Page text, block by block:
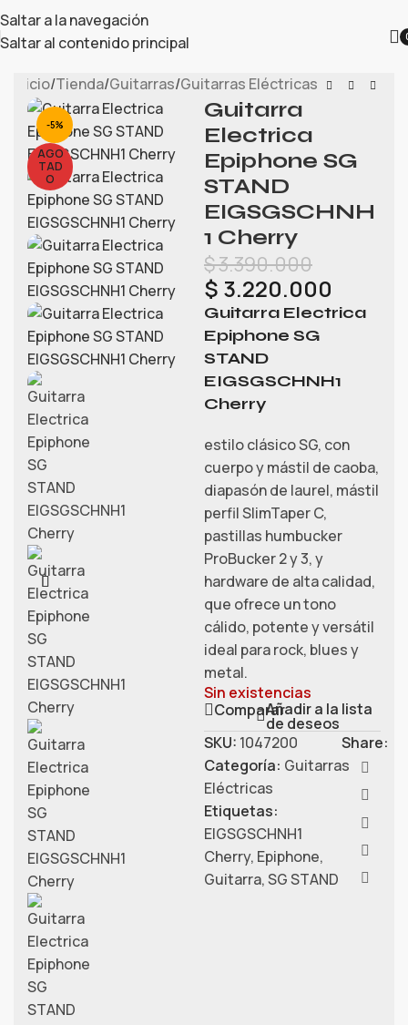
Saltar a la navegación
Saltar al contenido principal
Inicio/Tienda/Guitarras/Guitarras Eléctricas
-5%
AGO
TAD
O
Guitarra
Electrica
Epiphone SG
STAND
EIGSGSCHNH
1 Cherry
$3.390.000
$ 3.220.000
Guitarra Electrica
Epiphone SG
STAND
EIGSGSCHNH1
Cherry
estilo clásico SG, con
cuerpo y mástil de caoba,
diapasón de laurel, mástil
perfil SlimTaper C,
pastillas humbucker
ProBucker 2 y 3, y
hardware de alta calidad,
que ofrece un tono
cálido, potente y versátil
ideal para rock, blues y
metal.
Sin existencias
CompararAñadir a la lista
de deseos
SKU: 1047200
Categoría: Guitarras
Eléctricas
Etiquetas:
EIGSGSCHNH1
Cherry, Epiphone,
Guitarra,SG STAND
Share: